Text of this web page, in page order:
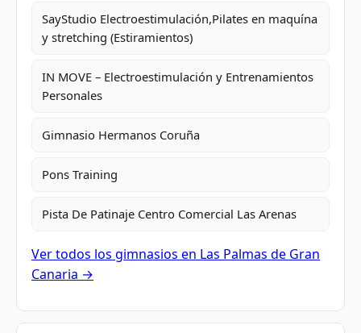
SayStudio Electroestimulación,Pilates en maquína
y stretching (Estiramientos)
IN MOVE – Electroestimulación y Entrenamientos
Personales
Gimnasio Hermanos Coruña
Pons Training
Pista De Patinaje Centro Comercial Las Arenas
Ver todos los gimnasios en Las Palmas de Gran
Canaria →